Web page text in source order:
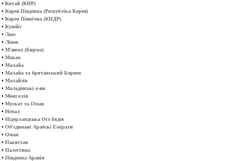
• Китай (КНР)
• Корея Південна (Республіка Корея)
• Корея Північна (КНДР)
• Кувейт
• Лаос
• Ліван
• М'янма (Бирма)
• Макао
• Малайа
• Малайа та британський Борнео
• Малайзія
• Мальдівські о-ви
• Монголія
• Мускат та Оман
• Непал
• Нідерландська Ост-Індія
• Об'єдинані Арабскі Емірати
• Оман
• Пакистан
• Палестина
• Південна Аравія